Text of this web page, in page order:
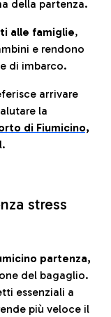
della partenza.
alle famiglie,
e rendono
di imbarco.
arrivare
la
di Fiumicino,
stress
partenza,
del bagaglio.
essenziali a
più veloce il